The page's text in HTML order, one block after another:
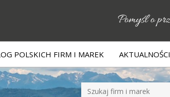
POLSKICH FIRM I MAREK AKTUALNOŚCI